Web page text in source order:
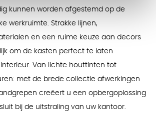
kunnen worden afgestemd op de
werkruimte. Strakke lijnen,
en een ruime keuze aan decors
om de kasten perfect te laten
Van lichte houttinten tot
met de brede collectie afwerkingen
creëert u een opbergoplossing
bij de uitstraling van uw kantoor.